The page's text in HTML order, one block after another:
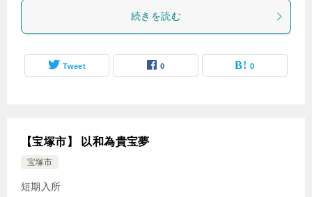
続きを読む
Tweet 0 0
【宝塚市】 以和為貴宝夢
宝塚市
短期入所